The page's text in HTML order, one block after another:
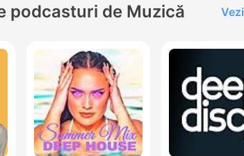
podcasturi de Muzică